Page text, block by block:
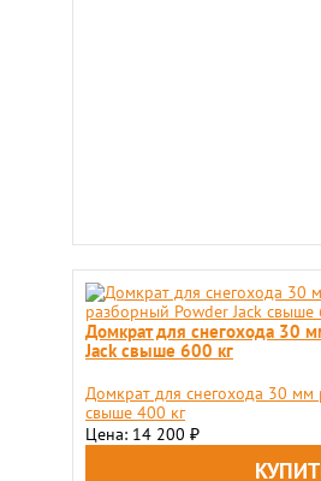
Домкрат для снегохода 30
Jack свыше 600 кг
Домкрат для снегохода 30 мм
свыше 400 кг
Цена: 14 200 ₽